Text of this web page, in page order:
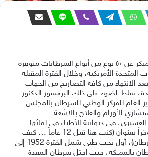
ثورة جديدة للكشف المبكر عن ٥٠ نوع من أنواع السرطانات متوفرة
المتحدة الأمريكية، وخلال الفترة المقبلة
الانتهاء من كافة التصاريح من الجهات
سلط الضوء على ذلك البرفسور الدكتور
العام للمركز الوطني للسرطان بالمجلس
الأورام والعلاج بالأشعة.
في ديوانية الأطباء في لقائها
السادس والتسعين مؤخراً بعنوان (كنت هنا قبل 12 عاماً … كيف
تغيرت معركتنا مع السرطان)، أول بحث طبي شمل الفترة 1952 إلى
بالمملكة، حيث احتل سرطان المعدة